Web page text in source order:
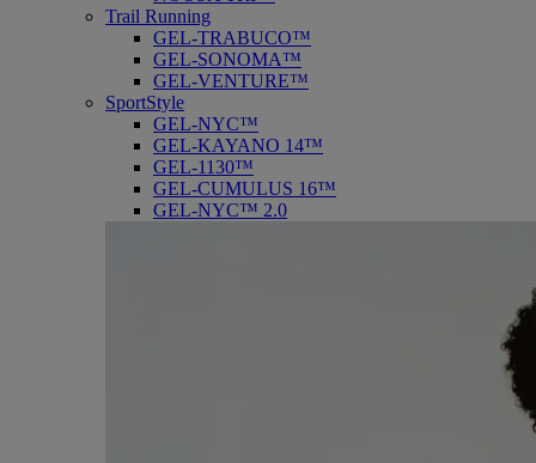
Trail Running
GEL-TRABUCO™
GEL-SONOMA™
GEL-VENTURE™
SportStyle
GEL-NYC™
GEL-KAYANO 14™
GEL-1130™
GEL-CUMULUS 16™
GEL-NYC™ 2.0